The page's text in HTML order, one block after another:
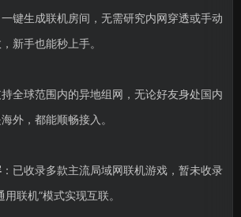
键生成联机房间，无需研究内网穿透或手动
新手也能秒上手。
持全球范围内的异地组网，无论好友身处国内
外，都能顺畅接入。
：已收录多款主流局域网联机游戏，暂未收录
用联机”模式实现互联。